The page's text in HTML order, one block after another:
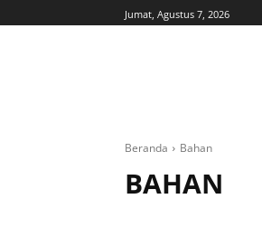
Jumat, Agustus 7, 2026
Beranda Bahan
BAHAN